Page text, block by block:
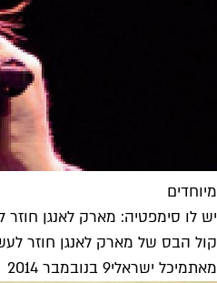
מיוחדים
יש לו סימפטיה: מארק לאנגן חוזר
קול הבס של מארק לאנגן חוזר
מאתמיכל ישראלי9 בנובמבר 2014